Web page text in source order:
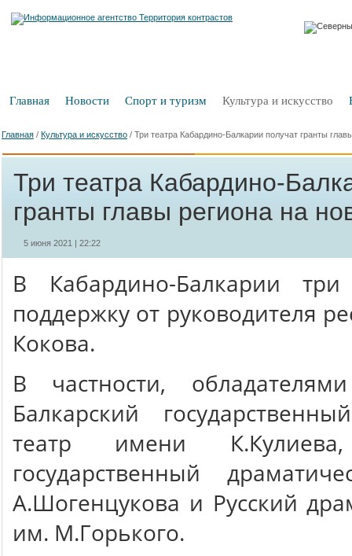
Главная Новости Спорт и туризм Культура и искусство
Главная / Культура и искусство / Три театра Кабардино-Балкарии получат гранты
Три театра Кабардино-
гранты главы региона на
5 июня 2021 | 22:22
В Кабардино-Балкарии три
поддержку от руководителя
Кокова.
В частности,
Балкарский
театр имени К.Кулиева,
государственный
А.Шогенцукова и Русский
им. М.Горького.